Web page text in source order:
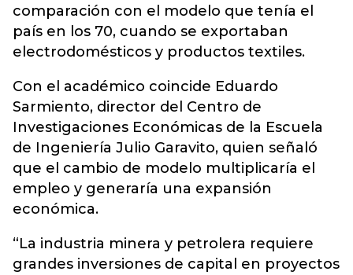
comparación con el modelo que tenía el
país en los 70, cuando se exportaban
electrodomésticos y productos textiles.
Con el académico coincide Eduardo
Sarmiento, director del Centro de
Investigaciones Económicas de la Escuela
de Ingeniería Julio Garavito, quien señaló
que el cambio de modelo multiplicaría el
empleo y generaría una expansión
económica.
“La industria minera y petrolera requiere
grandes inversiones de capital en proyectos